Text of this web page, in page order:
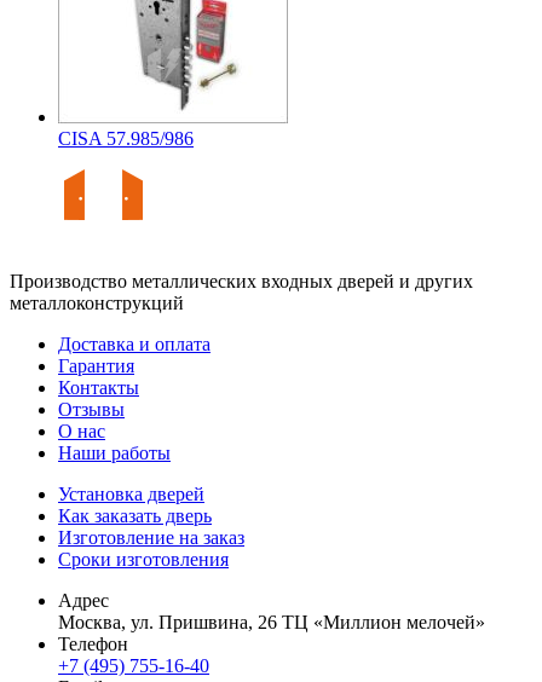
CISA 57.985/986
Производство металлических входных дверей и других
металлоконструкций
Доставка и оплата
Гарантия
Контакты
Отзывы
О нас
Наши работы
Установка дверей
Как заказать дверь
Изготовление на заказ
Сроки изготовления
Адрес
Москва, ул. Пришвина, 26 ТЦ «Миллион мелочей»
Телефон
+7 (495) 755-16-40